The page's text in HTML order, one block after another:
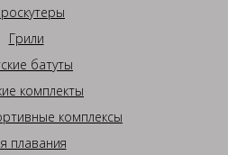
Грили
батуты
комплекты
комплексы
плавания